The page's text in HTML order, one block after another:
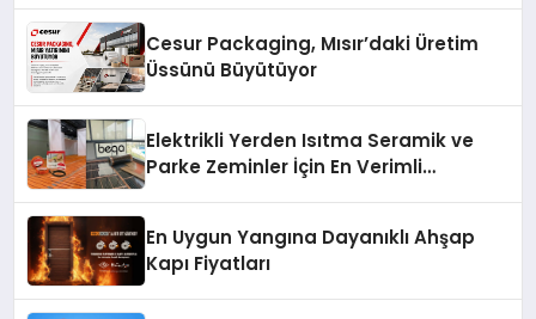
Cesur Packaging, Mısır’daki Üretim
Üssünü Büyütüyor
Elektrikli Yerden Isıtma Seramik ve
Parke Zeminler İçin En Verimli
En Uygun Yangına Dayanıklı Ahşap
Kapı Fiyatları